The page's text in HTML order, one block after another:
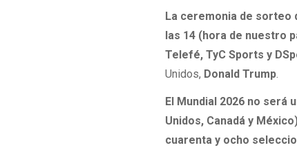
La ceremonia de sorteo
las 14 (hora de nuestro
Telefé, TyC Sports y
Unidos, Donald Trump.
El Mundial 2026 no
Unidos, Canadá y
cuarenta y ocho